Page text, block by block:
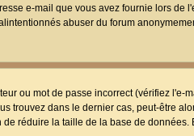
e-mail que vous avez fournie lors de
abuser du forum
ou mot de passe incorrect (vérifiez l'e-
trouvez dans le dernier cas, peut-être
réduire la taille de la base de